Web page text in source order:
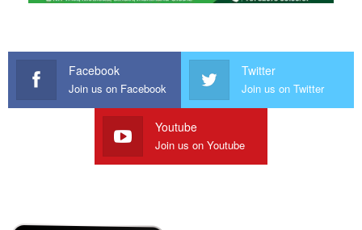
Facebook
Join us on Facebook
Twitter
Join us on Twitter
Youtube
Join us on Youtube